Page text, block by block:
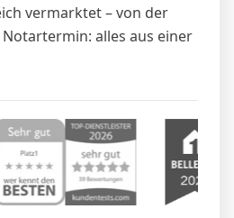
vermarktet – von der
alles aus einer